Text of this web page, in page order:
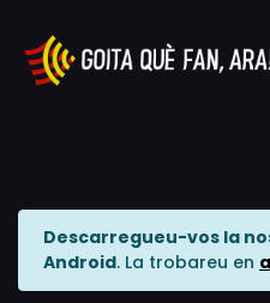
Descarregueu-vos la
Android. La trobareu en